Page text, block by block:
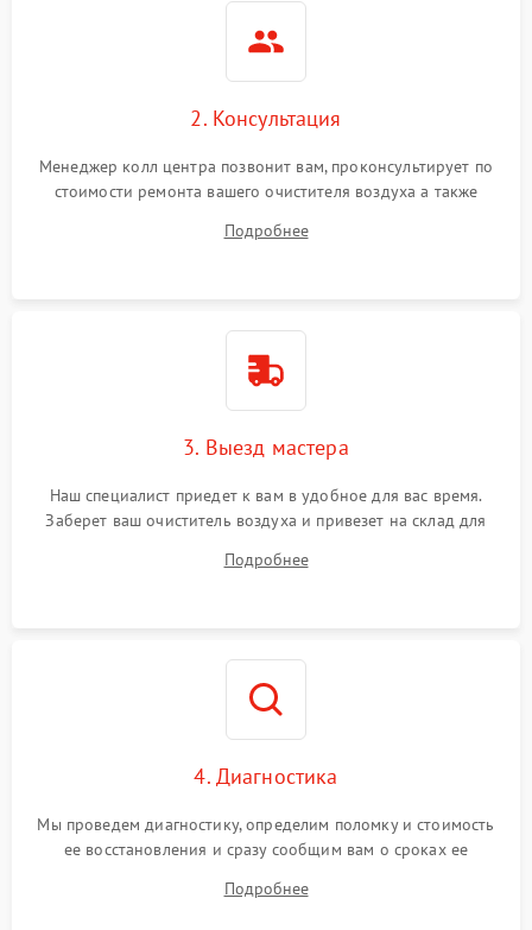
2. Консультация
Менеджер колл центра позвонит вам, проконсультирует по
стоимости ремонта вашего очистителя воздуха а также
Подробнее
3. Выезд мастера
Наш специалист приедет к вам в удобное для вас время.
Заберет ваш очиститель воздуха и привезет на склад для
Подробнее
4. Диагностика
Мы проведем диагностику, определим поломку и стоимость
ее восстановления и сразу сообщим вам о сроках ее
Подробнее